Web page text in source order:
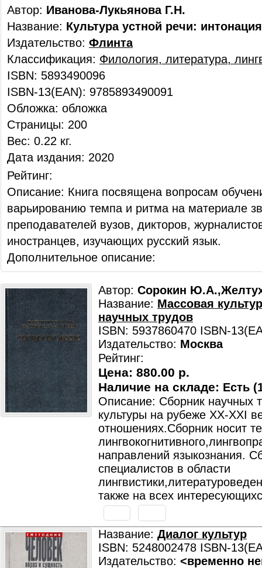
Автор: Иванова-Лукьянова Г.Н.
Название: Культура устной речи:
Издательство: Флинта
Классификация: Филология, литература,
ISBN: 5893490096
ISBN-13(EAN): 9785893490091
Обложка: обложка
Страницы: 200
Вес: 0.22 кг.
Дата издания: 2020
Рейтинг:
Описание: Книга посвящена вопросам
варьированию темпа и ритма на материале
преподавателей вузов, дикторов,
иностранцев, изучающих русский язык.
Дополнительное описание:
Автор: Сорокин
Название: Массовая
научных трудов
ISBN: 5937860470 ISBN-
Издательство: Москва
Рейтинг:
Цена: 880.00 р.
Наличие на складе: Есть
Описание: Сборник научных
культуры на рубеже XX-XXI
отношениях.Сборник носит
направлений языкознания.
специалистов в области
также на всех
Название: Диалог культур
ISBN: 5248002478 ISBN-
Издательство: <временно